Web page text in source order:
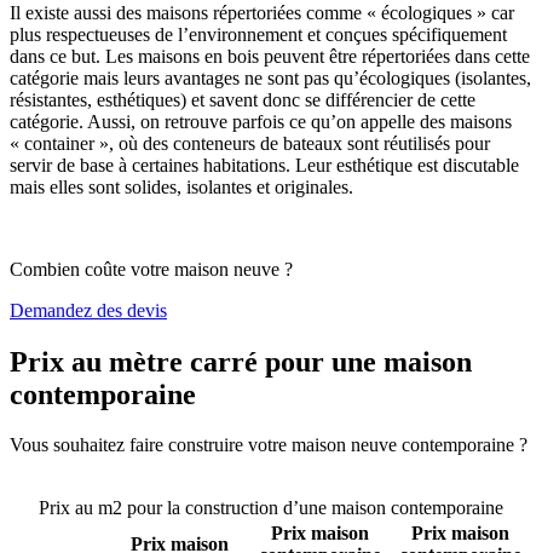
Il existe aussi des maisons répertoriées comme « écologiques » car
plus respectueuses de l’environnement et conçues spécifiquement
dans ce but. Les maisons en bois peuvent être répertoriées dans cette
catégorie mais leurs avantages ne sont pas qu’écologiques (isolantes,
résistantes, esthétiques) et savent donc se différencier de cette
catégorie. Aussi, on retrouve parfois ce qu’on appelle des maisons
« container », où des conteneurs de bateaux sont réutilisés pour
servir de base à certaines habitations. Leur esthétique est discutable
mais elles sont solides, isolantes et originales.
Combien coûte votre maison neuve ?
Demandez des devis
Prix au mètre carré pour une maison
contemporaine
Vous souhaitez faire construire votre maison neuve contemporaine ?
Prix au m2 pour la construction d’une maison contemporaine
Prix maison
Prix maison
Prix maison